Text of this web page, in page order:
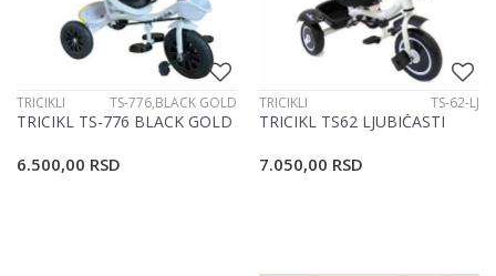
TRICIKLI TS-776,BLACK GOLD
TRICIKL TS-776 BLACK GOLD
6.500,00 RSD
TRICIKLI TS-62-LJ
TRICIKL TS62 LJUBIČASTI
7.050,00 RSD